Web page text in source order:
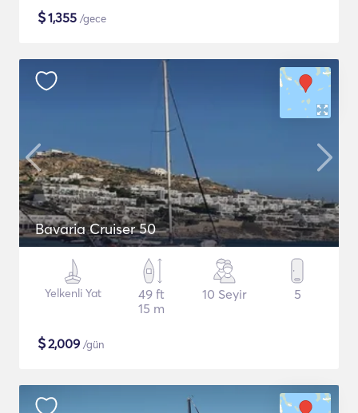
$1,355 /gece
Bavaria Cruiser 50
Yelkenli Yat
49 ft
15 m
10 Seyir 5
$2,009 /gün